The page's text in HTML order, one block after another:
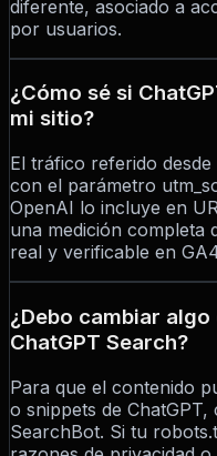
diferente, asociado a
por usuarios.
¿Cómo sé si
mi sitio?
El tráfico referido
con el parámetro
OpenAI lo incluye en
una medición completa
real y verificable en
¿Debo cambiar
ChatGPT Search?
Para que el contenido
o snippets de
SearchBot. Si tu